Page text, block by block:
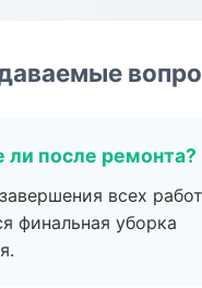
ли после ремонта?
всех работ
финальная уборка